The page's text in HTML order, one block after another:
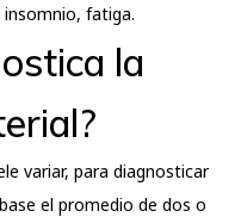
fatiga.
la
variar, para diagnosticar
el promedio de dos o